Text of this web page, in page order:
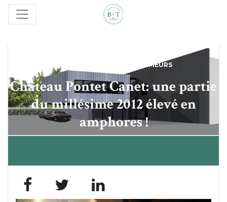
GRANDS CRUS CLASSÉS PRIMEURS
Château Pontet Canet: une partie
du millésime 2012 élevé en
amphores !